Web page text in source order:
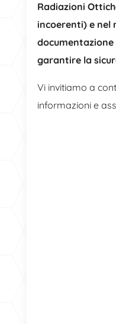
Radiazioni
incoerenti) e nel
garantire la
Vi invitiamo a
informazioni e